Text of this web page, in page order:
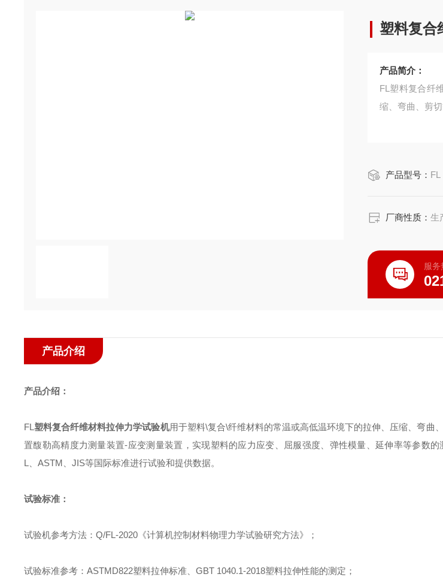
塑料复合
产品简介：
FL塑料复合纤
缩、弯曲、剪
产品型号： FL
厂商性质：生
服务
产品介绍
产品介绍：
FL 塑料复合纤维材料拉伸力学试验机用于塑料\复合\纤维材料的常温或高低温环境下的拉伸、压缩、弯曲
置馥勒高精度力测量装置-应变测量装置，实现塑料的应力应变、屈服强度、弹性模量、延伸率等参数的
L
ASTM JIS等国际标准进行试验和提供数据。
试验标准：
试验机参考方法 ： Q/FL-2020 《计算机控制材料物理力学试验研究方法》 ；
试验标准参考 ： ASTMD822塑料拉伸标准、 GBT 1040.1-2018塑料拉伸性能的测定 ；